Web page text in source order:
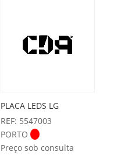
PLACA LEDS LG
REF: 5547003
PORTO
Preço sob consulta